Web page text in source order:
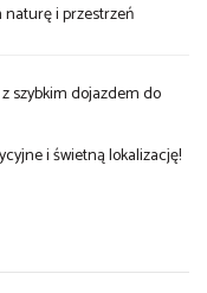
i przestrzeń
szybkim dojazdem do
i świetną lokalizację!